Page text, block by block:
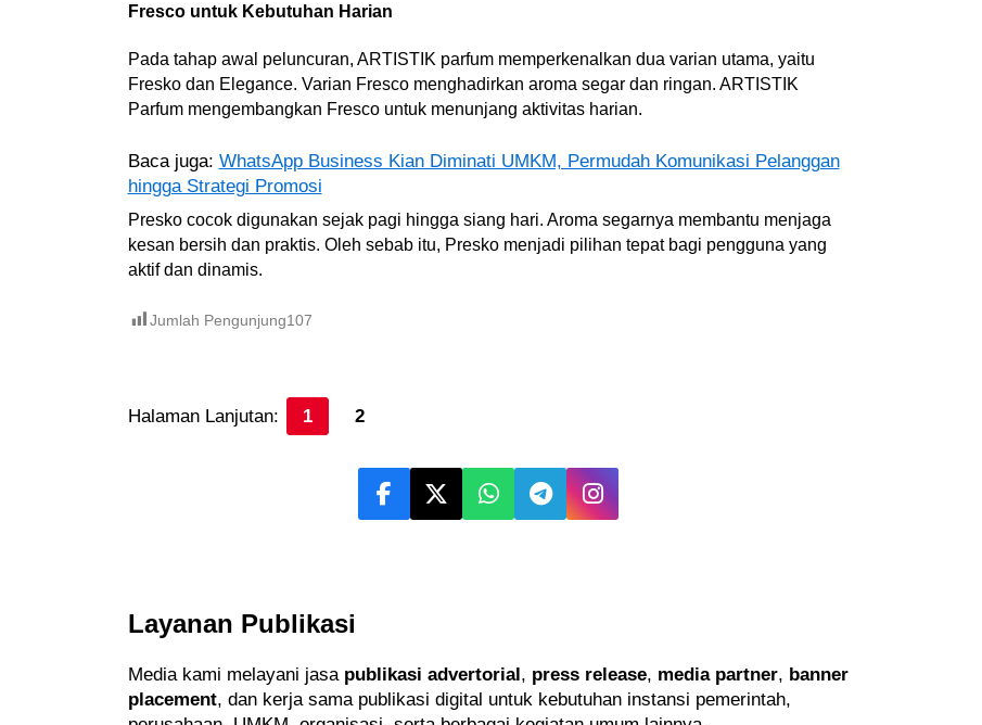
Fresco untuk Kebutuhan Harian
Pada tahap awal peluncuran, ARTISTIK parfum memperkenalkan dua varian utama, yaitu
Fresko dan Elegance. Varian Fresco menghadirkan aroma segar dan ringan. ARTISTIK
Parfum mengembangkan Fresco untuk menunjang aktivitas harian.
Baca juga: WhatsApp Business Kian Diminati UMKM, Permudah Komunikasi Pelanggan
hingga Strategi Promosi
Presko cocok digunakan sejak pagi hingga siang hari. Aroma segarnya membantu menjaga
kesan bersih dan praktis. Oleh sebab itu, Presko menjadi pilihan tepat bagi pengguna yang
aktif dan dinamis.
Jumlah Pengunjung107
Halaman Lanjutan: 1 2
Layanan Publikasi
Media kami melayani jasa publikasi advertorial, press release, media partner, banner
placement, dan kerja sama publikasi digital untuk kebutuhan instansi pemerintah,